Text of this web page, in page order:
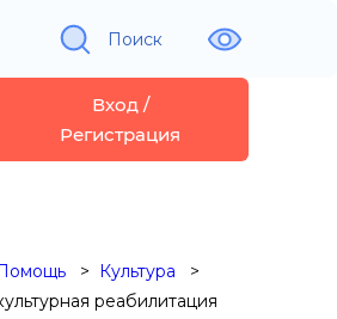
Поиск
Вход /
Регистрация
Культура
реабилитация